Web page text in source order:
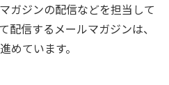
ガジンの配信などを担当して
配信するメールマガジンは、
めています。